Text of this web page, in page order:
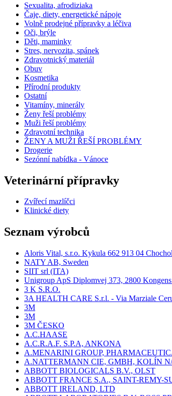
Sexualita, afrodiziaka
Čaje, diety, energetické nápoje
Volně prodejné přípravky a léčiva
Oči, brýle
Děti, maminky
Stres, nervozita, spánek
Zdravotnický materiál
Obuv
Kosmetika
Přírodní produkty
Ostatní
Vitamíny, minerály
Ženy řeší problémy
Muži řeší problémy
Zdravotní technika
ŽENY A MUŽI ŘEŠÍ PROBLÉMY
Drogerie
Sezónní nabídka - Vánoce
Veterinární přípravky
Zvířecí mazlíčci
Klinické diety
Seznam výrobců
Aloris Vital, s.r.o. Kykula 662 913 04
NATY AB, Sweden
SIIT srl (ITA)
Unigroup ApS Diplomvej 373, 2800
3 K S.R.O.
3A HEALTH CARE S.r.l. - Via Marziale
3M
3M
3M ČESKO
A.C.HAASE
A.C.R.A.F. S.P.A, ANKONA
A.MENARINI GROUP,
A.NATTERMANN CIE, GMBH, KOLÍN
ABBOTT BIOLOGICALS B.V., OLST
ABBOTT FRANCE S.A., SAINT-REMY-
ABBOTT IRELAND, LTD